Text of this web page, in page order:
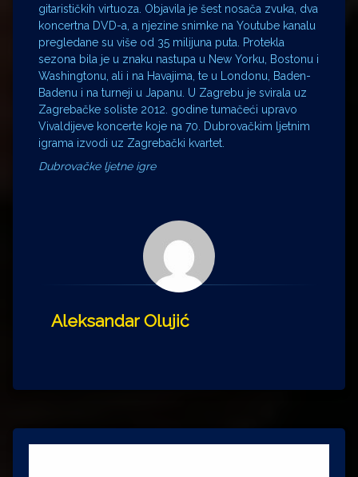
gitarističkih virtuoza. Objavila je šest nosača zvuka, dva
koncertna DVD-a, a njezine snimke na Youtube kanalu
pregledane su više od 35 milijuna puta. Protekla
sezona bila je u znaku nastupa u New Yorku, Bostonu i
Washingtonu, ali i na Havajima, te u Londonu, Baden-
Badenu i na turneji u Japanu. U Zagrebu je svirala uz
Zagrebačke soliste 2012. godine tumačeći upravo
Vivaldijeve koncerte koje na 70. Dubrovačkim ljetnim
igrama izvodi uz Zagrebački kvartet.
Dubrovačke ljetne igre
Aleksandar Olujić